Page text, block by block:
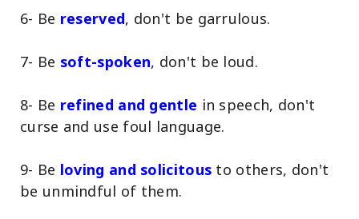
6- Be reserved, don't be garrulous.
7- Be soft-spoken, don't be loud.
8- Be refined and gentle in speech, don't
curse and use foul language.
9- Be loving and solicitousto others, don't
be unmindful of them.